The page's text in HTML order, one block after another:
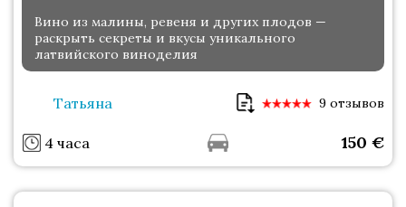
Вино из малины, ревеня и других плодов —
раскрыть секреты и вкусы уникального
латвийского виноделия
Татьяна 9 отзывов
4 часа 150 €